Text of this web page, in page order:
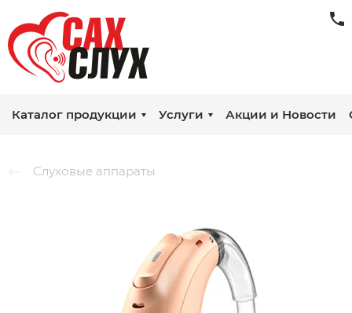
Каталог продукции Услуги Акции и Новости
Слуховые аппараты